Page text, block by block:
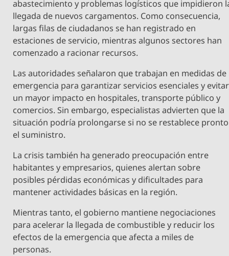
abastecimiento y problemas logísticos que impidieron
llegada de nuevos cargamentos. Como consecuencia,
largas filas de ciudadanos se han registrado en
estaciones de servicio, mientras algunos sectores han
comenzado a racionar recursos.
Las autoridades señalaron que trabajan en medidas de
emergencia para garantizar servicios esenciales y evitar
un mayor impacto en hospitales, transporte público y
comercios. Sin embargo, especialistas advierten que la
situación podría prolongarse si no se restablece pronto
el suministro.
La crisis también ha generado preocupación entre
habitantes y empresarios, quienes alertan sobre
posibles pérdidas económicas y dificultades para
mantener actividades básicas en la región.
Mientras tanto, el gobierno mantiene negociaciones
para acelerar la llegada de combustible y reducir los
efectos de la emergencia que afecta a miles de
personas.